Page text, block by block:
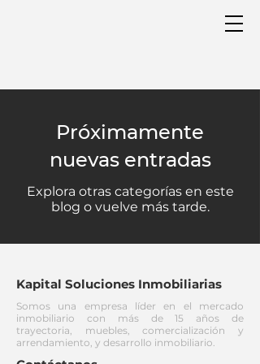
Próximamente
nuevas entradas
Explora otras categorías en este
blog o vuelve más tarde.
Kapital Soluciones Inmobiliarias
Somos una empresa líder en el mercado
inmobiliario con más de 15 años de
trayectoria, muebles, comercialización y
arrendamiento, y desarrollo inmobiliario.